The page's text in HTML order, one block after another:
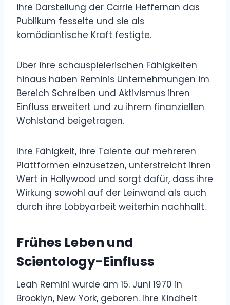
ihre Darstellung der Carrie Heffernan das
Publikum fesselte und sie als
komödiantische Kraft festigte.
Über ihre schauspielerischen Fähigkeiten
hinaus haben Reminis Unternehmungen im
Bereich Schreiben und Aktivismus ihren
Einfluss erweitert und zu ihrem finanziellen
Wohlstand beigetragen.
Ihre Fähigkeit, ihre Talente auf mehreren
Plattformen einzusetzen, unterstreicht ihren
Wert in Hollywood und sorgt dafür, dass ihre
Wirkung sowohl auf der Leinwand als auch
durch ihre Lobbyarbeit weiterhin nachhallt.
Frühes Leben und
Scientology-Einfluss
Leah Remini wurde am 15. Juni 1970 in
Brooklyn, New York, geboren. Ihre Kindheit